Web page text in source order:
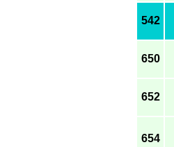
542
650
652
654